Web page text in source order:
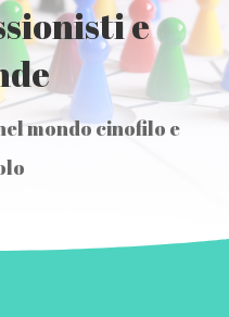
e
mondo cinofilo e